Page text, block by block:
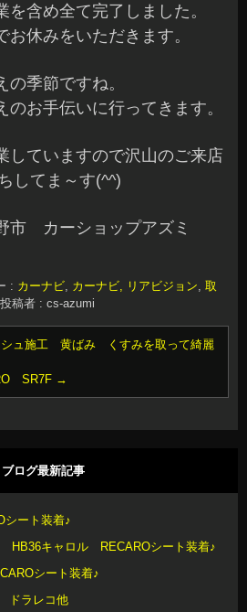
を含め全て完了しました。
お休みをいただきます。
の季節ですね。
のお手伝いに行ってきます。
していますので沢山のご来店
してま～す(^^)
カーショップアズミ
: カーナビ, カーナビ, リアビジョン, 取
投稿者 : cs-azumi
シュ施工 黄ばみ くすみを取って綺麗
SR7F →
ブログ最新記事
ート装着♪
HB36キャロル RECAROシート装着♪
シート装着♪
ドラレコ他